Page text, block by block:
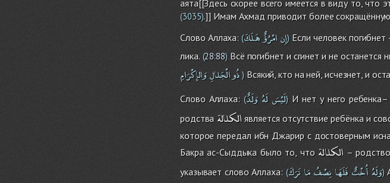
аята[[Здесь скорее всего имеется в виду то,
(3035).]] Имам Ахмад приводит более
Слово Аллаха: ( إِنامْرُؤٌهَلَكَ ) Если человек
лика.(28:88)Всё погибнет и сгинет и не останется
ذُوالْجَلالِوَالإِكْرَامِ ) Всякий, кто на ней, исчезнет, и
Слово Аллаха: ( لَيْسَ لَهُوَلَدٌ )И нет у него ребенка–
родства الكلالةявляется отсутствие ребёнка и
которое передал ибн Джарир с достоверным
Бакра ас-Сыддыка было то, что الكلالة–
указывает слово Аллаха:( وَلَهُأُخْتٌفَلَهَانِصْفُمَاتَرَكَ )